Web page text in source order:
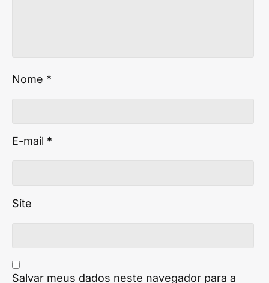
Nome *
E-mail *
Site
Salvar meus dados neste navegador para a